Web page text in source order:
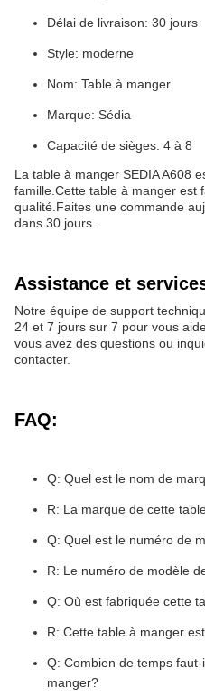
Délai de livraison: 30 jours
Style: moderne
Nom: Table à manger
Marque: Sédia
Capacité de sièges: 4 à 8
La table à manger SEDIA A608
famille.Cette table à manger est
qualité.Faites une commande
dans 30 jours.
Assistance et
Notre équipe de support
24 et 7 jours sur 7 pour vous
vous avez des questions ou
contacter.
FAQ:
Q: Quel est le nom de
R: La marque de cette
Q: Quel est le numéro de
R: Le numéro de modèle
Q: Où est fabriquée cette
R: Cette table à manger
Q: Combien de temps
manger?